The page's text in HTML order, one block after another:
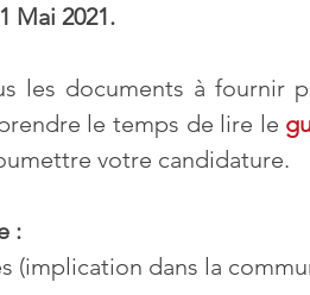
Mai 2021.
les documents à fournir
le temps de lire le
votre candidature.
:
(implication dans la